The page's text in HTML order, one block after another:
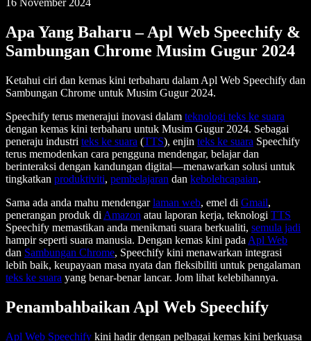
16 November 2024
Apa Yang Baharu – Apl Web Speechify &
Sambungan Chrome Musim Gugur 2024
Ketahui ciri dan kemas kini terbaharu dalam Apl Web Speechify dan
Sambungan Chrome untuk Musim Gugur 2024.
Speechify terus menerajui inovasi dalam teknologi teks ke suara
dengan kemas kini terbaharu untuk Musim Gugur 2024. Sebagai
peneraju industri teks ke suara (TTS), enjin teks ke suara Speechify
terus memodenkan cara pengguna mendengar, belajar dan
berinteraksi dengan kandungan digital—menawarkan solusi untuk
tingkatkan produktiviti, pembelajaran dan kebolehcapaian.
Sama ada anda mahu mendengarlaman web, emel di Gmail,
penerangan produk di Amazon atau laporan kerja, teknologi TTS
Speechify memastikan anda menikmati suara berkualiti, semula jadi
hampir seperti suara manusia. Dengan kemas kini pada Apl Web
dan Sambungan Chrome, Speechify kini menawarkan integrasi
lebih baik, keupayaan masa nyata dan fleksibiliti untuk pengalaman
teks ke suara yang benar-benar lancar. Jom lihat kelebihannya.
Penambahbaikan Apl Web Speechify
Apl Web Speechify kini hadir dengan pelbagai kemas kini berkuasa